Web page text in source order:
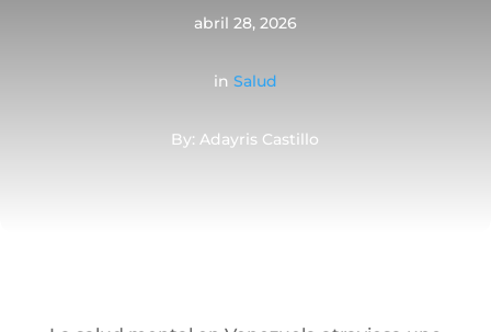
abril 28, 2026
in Salud
By: Adayris Castillo